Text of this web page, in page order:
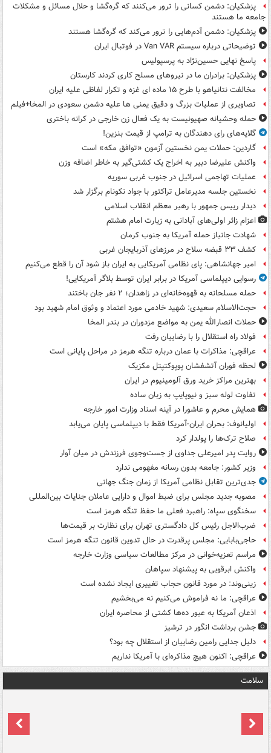
پزشکیان: دشمن کسانی را ترور می‌کنند که گره‌گشا و حلال مسائل و مشکلات
جامعه ما هستند
پزشکیان: دشمن آدم‌هایی را ترور می‌کند که گره‌گشا هستند
توضیحاتی درباره سیستم Van VAR در فوتبال ایران
پاسخ نهایی حسین‌نژاد به پرسپولیس
پزشکیان: برادران ما در نیروهای مسلح کاری کردند کارستان
مخالفت نتانیاهو با طرح ۱۵ ماده ای غزه و تکرار لفاظی علیه ایران
تصاویری از عملیات بزرگ و دقیق یمنی ها علیه دشمن سعودی در المخا+فیلم
حمله وحشیانه صهیونیست به یک فعال زن خارجی در کرانه باختری
گلایه‌های رای دهندگان به ترامپ از قیمت بنزین!
گاردین: حملات یمن نخستین آزمون «توافق مکه» است
واکنش علیرضا دبیر به اخراج یک کشتی‌گیر به خاطر اضافه وزن
عملیات تهاجمی اسرائیل در جنوب غربی سوریه
نخستین جلسه مدیرعامل تراکتور با جواد نکونام برگزار شد
دیدار رییس جمهور با رهبر معظم انقلاب اسلامی
اعزام زائر اولی‌های آبادانی به زیارت امام هشتم
شهادت جانباز حمله آمریکا به جنوب کرمان
کشف ۳۳ قبضه سلاح در مرزهای آذربایجان غربی
امیر جهانشاهی: پای نظامی آمریکایی به ایران باز شود آن را قطع می‌کنیم
رسوایی دیپلماسی آمریکا در برابر ایران توسط بلاگر آمریکایی!
حمله مسلحانه به قهوه‌خانه‌ای در زاهدان؛ ۲ نفر جان باختند
حجت‌الاسلام سعیدی: شهید خادمی مورد اعتماد و وثوق امام شهید بود
حملات انصارالله یمن به مواضع مزدوران در بندر المخا
فولاد راه استقلال را با رضاییان رفت
عراقچی: مذاکرات با عمان درباره تنگه هرمز در مراحل پایانی است
لحظه فوران آتشفشان پوپوکتپتل مکزیک
بهترین مراکز خرید ورق آلومینیوم در ایران
تفاوت لوله سبز و نیوپایپ به زبان ساده
همایش محرم و عاشورا در آینه اسناد وزارت امور خارجه
اولیانوف: بحران ایران-آمریکا فقط با دیپلماسی پایان می‌یابد
صلاح ترک‌ها را پولدار کرد
روایت پدر امیرعلی جداوی از جست‌وجوی فرزندش در میان آوار
وزیر کشور: جامعه بدون رسانه مفهومی ندارد
جدی‌ترین تقابل نظامی آمریکا از زمان جنگ جهانی
مصوبه جدید مجلس برای ضبط اموال و دارایی عاملان جنایات بین‌المللی
سخنگوی سپاه: راهبرد فعلی ما حفظ تنگه هرمز است
ضرب‌الاجل رئیس کل دادگستری تهران برای نظارت بر قیمت‌ها
حاجی‌بابایی: مجلس پرقدرت در حال تدوین قانون تنگه هرمز است
مراسم تعزیه‌خوانی در مرکز مطالعات سیاسی وزارت خارجه
واکنش ابرقویی به پیشنهاد سپاهان
زینی‌وند: در مورد قانون حجاب تغییری ایجاد نشده است
عراقچی: ما نه فراموش می‌کنیم نه می‌بخشیم
اذعان آمریکا به عبور ده‌ها کشتی از محاصره ایران
جشن برداشت انگور در ترشیز
دلیل جدایی رامین رضاییان از استقلال چه بود؟
عراقچی: اکنون هیچ مذاکره‌ای با آمریکا نداریم
سلامت